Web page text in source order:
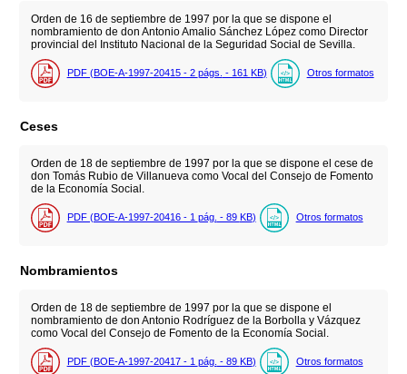
Orden de 16 de septiembre de 1997 por la que se dispone el
nombramiento de don Antonio Amalio Sánchez López como Director
provincial del Instituto Nacional de la Seguridad Social de Sevilla.
PDF (BOE-A-1997-20415 - 2 págs. - 161 KB) Otros formatos
Ceses
Orden de 18 de septiembre de 1997 por la que se dispone el cese de
don Tomás Rubio de Villanueva como Vocal del Consejo de Fomento
de la Economía Social.
PDF (BOE-A-1997-20416 - 1 pág. - 89 KB) Otros formatos
Nombramientos
Orden de 18 de septiembre de 1997 por la que se dispone el
nombramiento de don Antonio Rodríguez de la Borbolla y Vázquez
como Vocal del Consejo de Fomento de la Economía Social.
PDF (BOE-A-1997-20417 - 1 pág. - 89 KB) Otros formatos